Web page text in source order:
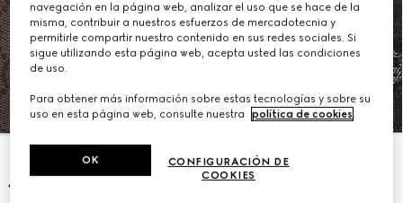
navegación en la página web, analizar el uso que se hace de la
misma, contribuir a nuestros esfuerzos de mercadotecnia y
permitirle compartir nuestro contenido en sus redes sociales. Si
sigue utilizando esta página web, acepta usted las condiciones
de uso.
Para obtener más información sobre estas tecnologías y sobre su
uso en esta página web, consulte nuestra
política de cookies.
CONFIGURACIÓN DE
COOKIES
OK